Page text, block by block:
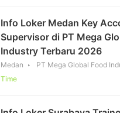
Info Loker Medan Key
Supervisor di PT Mega
Industry Terbaru 2026
Medan PT Mega Global Food
Time